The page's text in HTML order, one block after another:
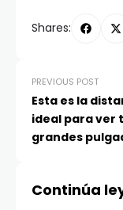
Shares:
PREVIOUS POST
Esta es la
ideal para ver
grandes
Continúa